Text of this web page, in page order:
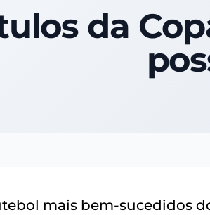
da
mais bem-sucedidos